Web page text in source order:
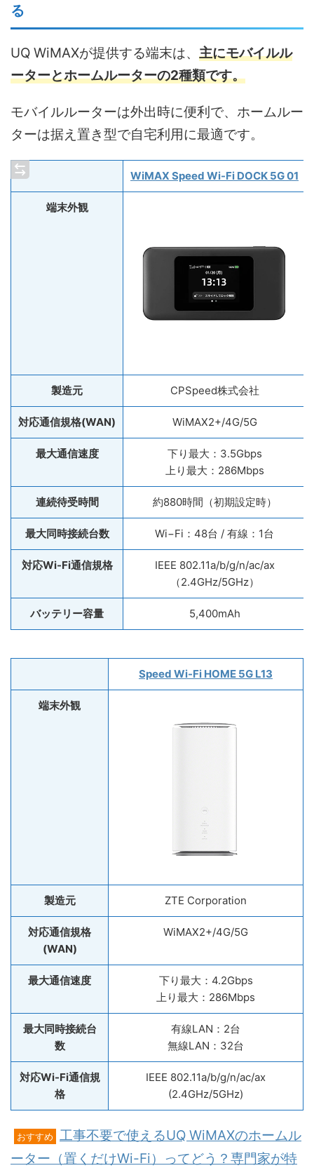
る
UQ WiMAXが提供する端末は、 主にモバイルル
ーターとホームルーターの2種類です。
モバイルルーターは外出時に便利で、ホームルー
ターは据え置き型で自宅利用に最適です。
WiMAX Speed Wi-Fi DOCK 5G 01
端末外観
製造元 CPSpeed株式会社
対応通信規格(WAN) WiMAX2+/4G/5G
最大通信速度
下り最大：3.5Gbps
上り最大：286Mbps
連続待受時間 約880時間（初期設定時）
最大同時接続台数 Wi−Fi：48台 / 有線：1台
対応Wi-Fi通信規格
IEEE 802.11a/b/g/n/ac/ax
（2.4GHz/5GHz）
バッテリー容量 5,400mAh
Speed Wi-Fi HOME 5G L13
端末外観
製造元 ZTE Corporation
対応通信規格
(WAN)
WiMAX2+/4G/5G
最大通信速度
下り最大：4.2Gbps
上り最大：286Mbps
最大同時接続台
数
有線LAN：2台
無線LAN：32台
対応Wi-Fi通信規
格
IEEE 802.11a/b/g/n/ac/ax
(2.4GHz/5GHz)
おすすめ
工事不要で使えるUQ WiMAXのホームル
ーター（置くだけWi-Fi）ってどう？専門家が特